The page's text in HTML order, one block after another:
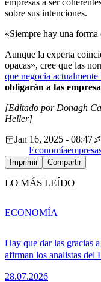
empresas a ser
sobre sus intenciones.
«Siempre hay una forma
Aunque la experta
opacas», cree que las
que negocia
obligarán a las
[Editado por Donagh
Heller]
Jan 16, 2025 - 08:47
Economía
Imprimir Compartir
LO MÁS LEÍDO
Hay que dar las gracias
afirman los analistas del
28.07.2026
ECONOMÍA